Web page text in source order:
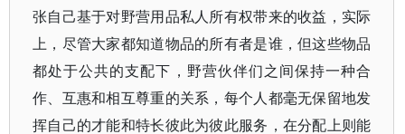
张自己基于对野营用品私人所有权带来的收益，实际
上，尽管大家都知道物品的所有者是谁，但这些物品
都处于公共的支配下，野营伙伴们之间保持一种合
作、互惠和相互尊重的关系，每个人都毫无保留地发
挥自己的才能和特长彼此为彼此服务，在分配上则能